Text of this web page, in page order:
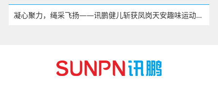
凝心聚力，绳采飞扬——讯鹏健儿斩获凤岗天安趣味运动会拔河赛季军